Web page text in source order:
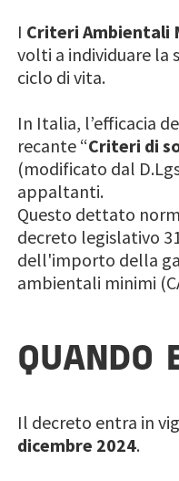
I Criteri Ambientali
volti a individuare
ciclo di vita.
In Italia, l’efficacia
recante “Criteri di
(modificato dal
appaltanti.
Questo dettato
decreto legislativo
dell'importo della
ambientali minimi
QUANDO
Il decreto entra in
dicembre 2024.